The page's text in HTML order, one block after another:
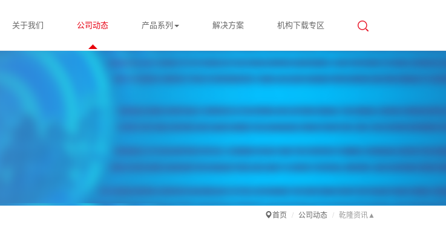
关于我们 公司动态 产品系列 解决方案 机构下载专区
首页 公司动态 乾隆资讯▲